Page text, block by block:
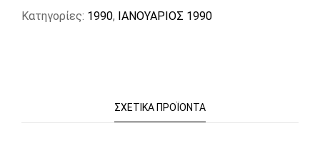
Κατηγορίες: 1990, ΙΑΝΟΥΑΡΙΟΣ 1990
ΣΧΕΤΙΚΆ ΠΡΟΪΌΝΤΑ